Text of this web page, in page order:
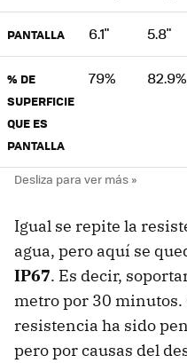
PANTALLA 6.1" 5.8"
% DE
SUPERFICIE
QUE ES
PANTALLA
79% 82.9%
Igual se repite la
agua, pero aquí se
IP67. Es decir,
metro por 30 minutos.
resistencia ha sido
pero por causas del